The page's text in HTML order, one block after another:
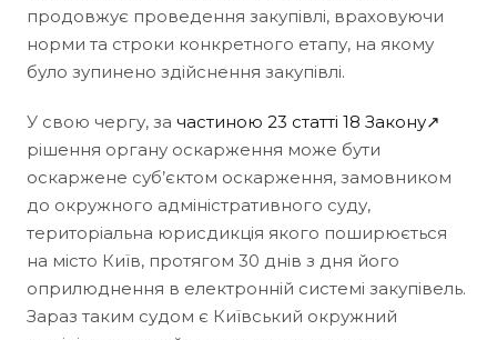
продовжує проведення закупівлі, враховуючи
норми та строки конкретного етапу, на якому
було зупинено здійснення закупівлі.
У свою чергу, за частиною 23 статті 18 Закону↗
рішення органу оскарження може бути
оскаржене суб’єктом оскарження, замовником
до окружного адміністративного суду,
територіальна юрисдикція якого поширюється
на місто Київ, протягом 30 днів з дня його
оприлюднення в електронній системі закупівель.
Зараз таким судом є Київський окружний